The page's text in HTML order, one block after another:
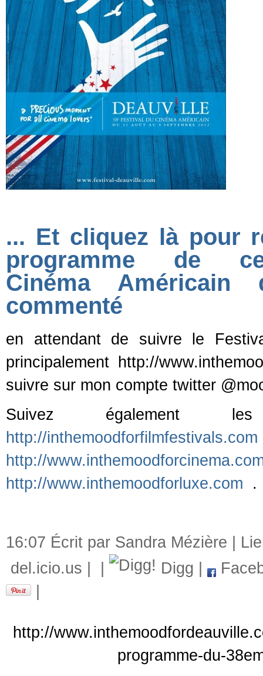
... Et cliquez là pour
programme de
Cinéma
commenté
en attendant de suivre le
principalement http://
suivre sur mon compte twitter
Suivez également
http://inthemoodforfilmfestivals.com
http://
http://www.inthemoodforluxe.com .
16:07 Écrit par Sandra Mézière |
del.icio.us
Digg
http://
programme-du-